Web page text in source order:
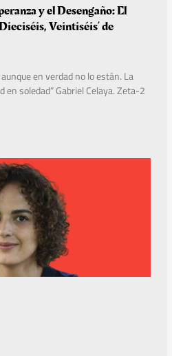
y el Desengaño: El
Veintiséis’ de
en verdad no lo están. La
en soledad” Gabriel Celaya. Zeta-2